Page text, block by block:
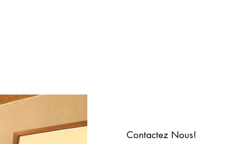
Contactez Nous!